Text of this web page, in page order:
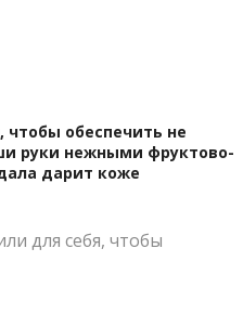
чтобы обеспечить не
руки нежными фруктово-
дарит коже
для себя, чтобы